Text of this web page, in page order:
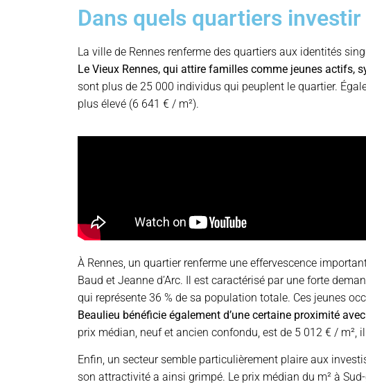
Dans quels quartiers investir
La ville de Rennes renferme des quartiers aux identités
Le Vieux Rennes, qui attire familles comme jeunes actifs,
sont plus de 25 000 individus qui peuplent le quartier.
plus élevé (6 641 € / m²).
À Rennes, un quartier renferme une effervescence
Baud et Jeanne d’Arc. Il est caractérisé par une forte
qui représente 36 % de sa population totale. Ces jeunes
Beaulieu bénéficie également d’une certaine proximité
prix médian, neuf et ancien confondu, est de 5 012 € / m²,
Enfin, un secteur semble particulièrement plaire aux
son attractivité a ainsi grimpé. Le prix médian du m² à